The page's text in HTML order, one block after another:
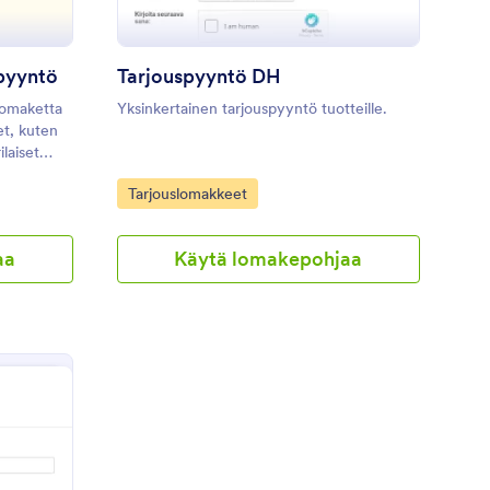
kuten
sekä
ulkoasu
Tarjouspyyntö DH
Yksinkertainen tarjouspyyntö tuotteille.
Go to Category:
Tarjouslomakkeet
Käytä lomakepohjaa